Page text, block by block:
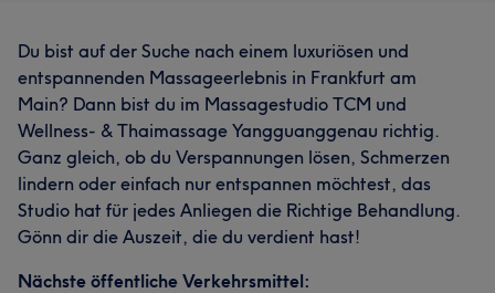
Du bist auf der Suche nach einem luxuriösen und
entspannenden Massageerlebnis in Frankfurt am
Main? Dann bist du im Massagestudio TCM und
Wellness- & Thaimassage Yangguanggenau richtig.
Ganz gleich, ob du Verspannungen lösen, Schmerzen
lindern oder einfach nur entspannen möchtest, das
Studio hat für jedes Anliegen die Richtige Behandlung.
Gönn dir die Auszeit, die du verdient hast!
Nächste öffentliche Verkehrsmittel: